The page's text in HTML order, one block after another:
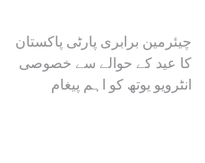
چیئرمین برابری پارٹی پاکستان
کا عید کے حوالے سے خصوصی
انٹرویو یوتھ کو اہم پیغام